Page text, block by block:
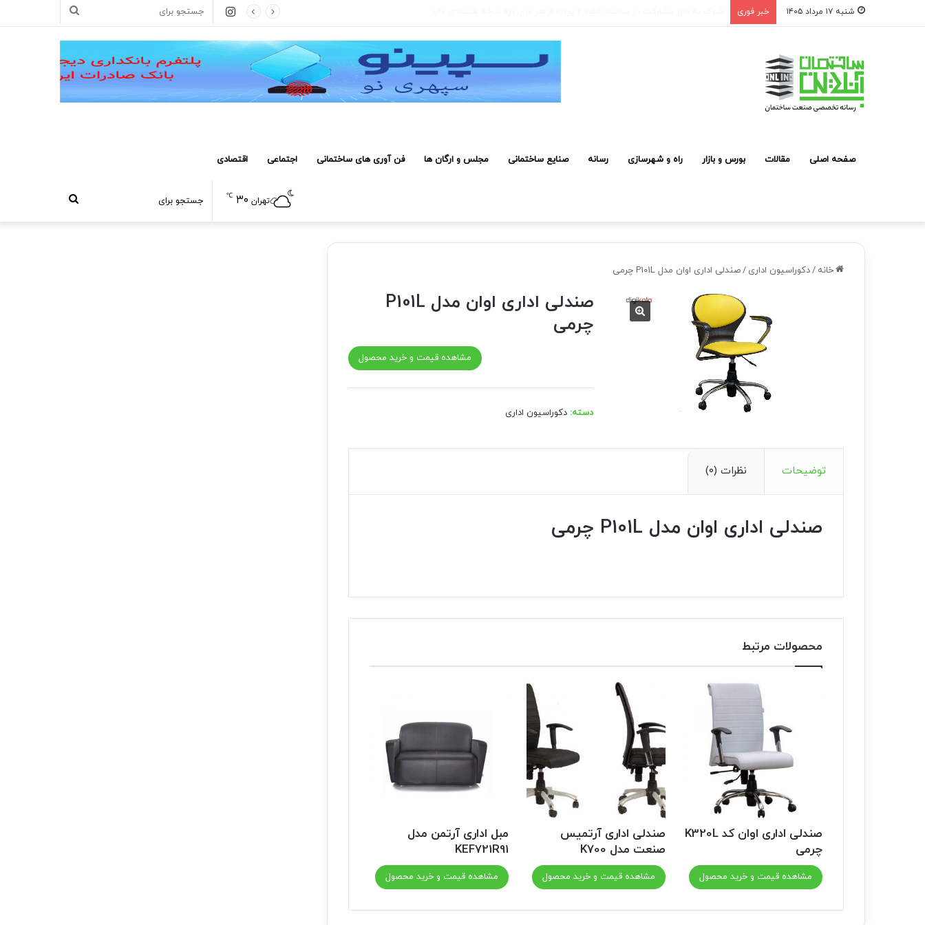
شنبه ۱۷ مرداد ۱۴۰۵ خبر فوری
جستجو
اینستاگرام
صفحه اصلی مقالات بورس و بازار راه و شهرسازی رسانه صنایع ساختمانی مجلس و ارگان ها فن آوری های ساختمانی اجتماعی اقتصادی
جستجو تهران ۳۰ ℃
خانه /دکوراسیون اداری /صندلی اداری اوان مدل P101L چرمی
صندلی اداری اوان مدل P101L
چرمی
مشاهده قیمت و خرید محصول
دسته: دکوراسیون اداری
توضیحات نظرات (۰)
صندلی اداری اوان مدل P101L چرمی
محصولات مرتبط
صندلی اداری اوان کد K320L
چرمی
مشاهده قیمت و خرید محصول
صندلی اداری آرتمیس
صنعت مدل K700
مشاهده قیمت و خرید محصول
مبل اداری آرتمن مدل
KEF721R91
مشاهده قیمت و خرید محصول